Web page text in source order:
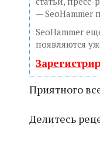
— SeoHammer
SeoHammer
появляются
Приятного
Делитесь